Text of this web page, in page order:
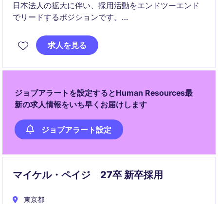
日本法人の拡大に伴い、採用活動をエンドツーエンド
でリードするポジションです。
に人材獲得を推進していただきます。
求人を見る
ジョブアラートを設定するとHuman Resources最
新の求人情報をいち早くお届けします
ジョブアラート設定
マイケル・ペイジ 27卒 新卒採用
東京都